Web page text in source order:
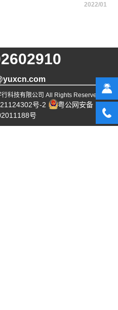
2022/01
科技有限公司 All Rights Reserved.
号-2
粤公网安备
号